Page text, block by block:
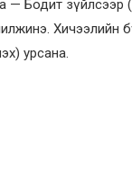
— Бодит зүйлсээр
Хичээлийн
урсана.